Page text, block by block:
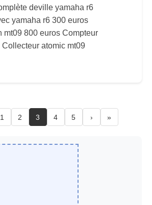
deville yamaha r6
yamaha r6 300 euros
mt09 800 euros Compteur
atomic mt09
1 2 3 4 5 › »